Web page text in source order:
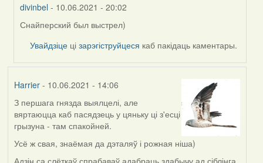
divinbel - 10.06.2021 - 20:02
In
reply
by
Снайперский был выстрел)
Увайдзіце цізарэгіструйцеся каб пакідаць каментары.
Harrier- 10.06.2021 - 14:06
З першага гнязда выялцелі, але
вяртаюцца каб пасядзець у цяньку ці з'есці
грызуна - там спакойней.
Усё ж свая, знаёмая да дэталяў і рожная ніша)
Адзін са слёткаў спрабаваў адабраць здабычу ад сіблінга,